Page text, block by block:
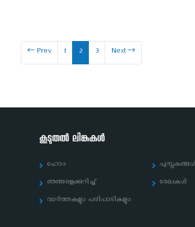
Prev 1 2 3 Next
കൂടുതൽ ലിങ്കുകൾ
ഹോം
ഞങ്ങളെക്കുറിച്ച്‌
വാർത്തകളും പരിപാടികളും
രേഖകൾ